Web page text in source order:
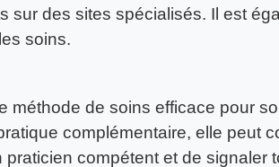
sur des sites spécialisés. Il est
soins.
méthode de soins efficace pour
complémentaire, elle peut
compétent et de